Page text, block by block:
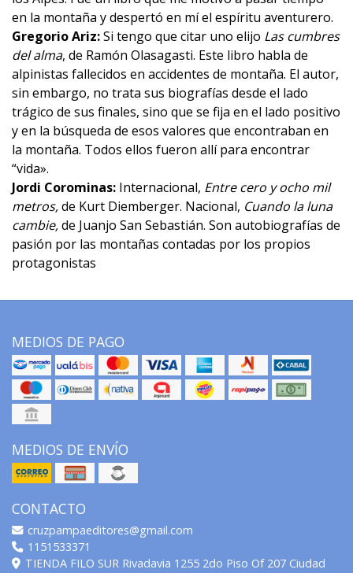
en la montaña y despertó en mí el espíritu aventurero.
Gregorio Ariz:Si tengo que citar uno elijo Las cumbres
del alma, de Ramón Olasagasti. Este libro habla de
alpinistas fallecidos en accidentes de montaña. El autor,
sin embargo, no trata sus biografías desde el lado
trágico de sus finales, sino que se fija en el lado positivo
y en la búsqueda de esos valores que encontraban en
la montaña. Todos ellos fueron allí para encontrar
“vida».
Jordi Corominas: Internacional, Entre cero y ocho mil
metros,de Kurt Diemberger. Nacional, Cuando la luna
cambie,de Juanjo San Sebastián. Son autobiografías de
pasión por las montañas contadas por los propios
protagonistas
MEDIOS DE PAGO
MEDIOS DE ENVÍO
CONTACTO
cruzpampaeditores@gmail.com
1151533371
TIENDA FILO SUR Rivadavia 1255 2do Piso Of 207 Ciudad